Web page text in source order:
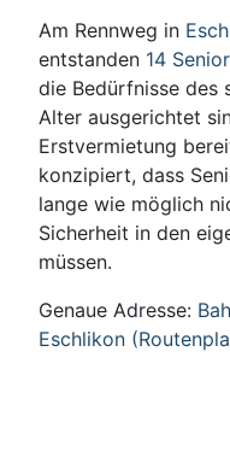
Am Rennweg in
entstanden 14
die Bedürfnisse des
Alter ausgerichtet
Erstvermietung
konzipiert, dass
lange wie möglich
Sicherheit in den
müssen.
Genaue Adresse:
Eschlikon